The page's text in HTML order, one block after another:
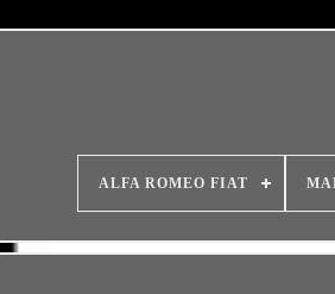
ALFA ROMEO FIAT